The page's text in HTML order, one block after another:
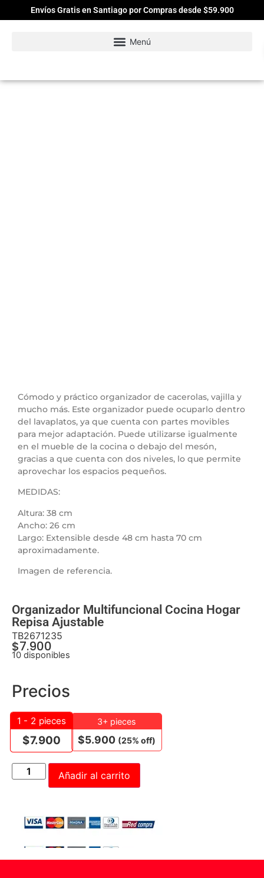
Envíos Gratis en Santiago por Compras desde $59.900
Cómodo y práctico organizador de cacerolas, vajilla y
mucho más. Este organizador puede ocuparlo dentro
del lavaplatos, ya que cuenta con partes movibles
para mejor adaptación. Puede utilizarse igualmente
en el mueble de la cocina o debajo del mesón,
gracias a que cuenta con dos niveles, lo que permite
aprovechar los espacios pequeños.
MEDIDAS:
Altura: 38 cm
Ancho: 26 cm
Largo: Extensible desde 48 cm hasta 70 cm
aproximadamente.
Imagen de referencia.
Organizador Multifuncional Cocina Hogar
Repisa Ajustable
TB2671235
$7.900
10 disponibles
Precios
1 - 2 pieces
$7.900
3+ pieces
$5.900 (25% off)
Añadir al carrito